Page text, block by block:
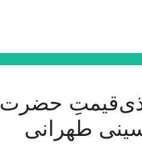
ذی‌قیمتِ حضرت
طهرانی